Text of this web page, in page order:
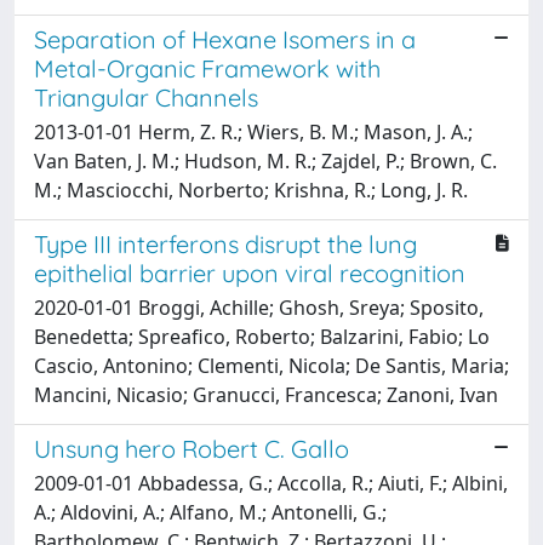
Separation of Hexane Isomers in a
Metal-Organic Framework with
Triangular Channels
2013-01-01 Herm, Z. R.; Wiers, B. M.; Mason, J. A.;
Van Baten, J. M.; Hudson, M. R.; Zajdel, P.; Brown, C.
M.; Masciocchi, Norberto; Krishna, R.; Long, J. R.
Type III interferons disrupt the lung
epithelial barrier upon viral recognition
2020-01-01 Broggi, Achille; Ghosh, Sreya; Sposito,
Benedetta; Spreafico, Roberto; Balzarini, Fabio; Lo
Cascio, Antonino; Clementi, Nicola; De Santis, Maria;
Mancini, Nicasio; Granucci, Francesca; Zanoni, Ivan
Unsung hero Robert C. Gallo
2009-01-01 Abbadessa, G.; Accolla, R.; Aiuti, F.; Albini,
A.; Aldovini, A.; Alfano, M.; Antonelli, G.;